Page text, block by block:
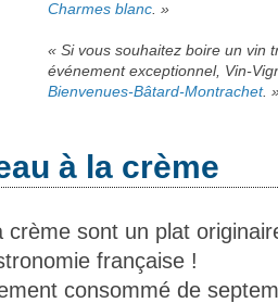
Charmes blanc. »
« Si vous souhaitez boire un vin
événement exceptionnel, Vin-
Bienvenues-Bâtard-Montrachet.
à la crème
crème sont un plat
française !
consommé de